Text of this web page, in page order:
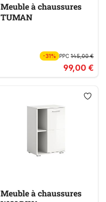
Meuble à chaussures
TUMAN
-31% PPC145,00 €
99,00 €
Meuble à chaussures